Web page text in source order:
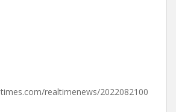
realtimenews/2022082100